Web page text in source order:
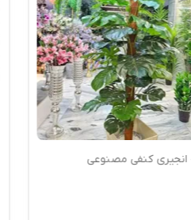
کنفی مصنوعی